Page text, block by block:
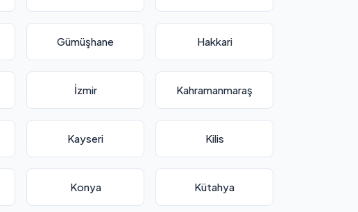
Gümüşhane Hakkari
İzmir Kahramanmaraş
Kayseri Kilis
Konya Kütahya